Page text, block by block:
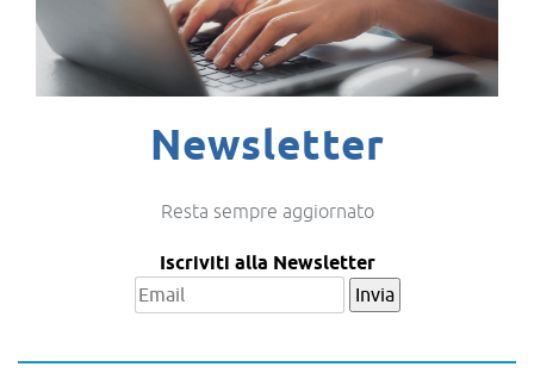
Newsletter
Resta sempre aggiornato
Iscriviti alla Newsletter